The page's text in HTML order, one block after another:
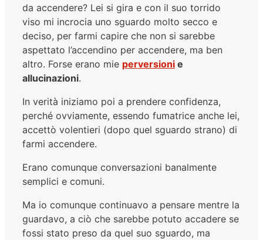
da accendere? Lei si gira e con il suo torrido
viso mi incrocia uno sguardo molto secco e
deciso, per farmi capire che non si sarebbe
aspettato l’accendino per accendere, ma ben
altro. Forse erano mie perversioni e
allucinazioni.
In verità iniziamo poi a prendere confidenza,
perché ovviamente, essendo fumatrice anche lei,
accettò volentieri (dopo quel sguardo strano) di
farmi accendere.
Erano comunque conversazioni banalmente
semplici e comuni.
Ma io comunque continuavo a pensare mentre la
guardavo, a ciò che sarebbe potuto accadere se
fossi stato preso da quel suo sguardo, ma